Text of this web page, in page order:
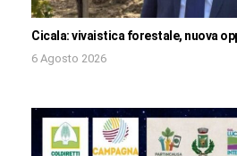
Cicala: vivaistica forestale, nuova
6 Agosto 2026